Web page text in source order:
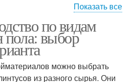
Пробковые плинтусы
Плинтус для разных
Показать все
по видам
пола: выбор
можно выбрать
из разного сырья. Они